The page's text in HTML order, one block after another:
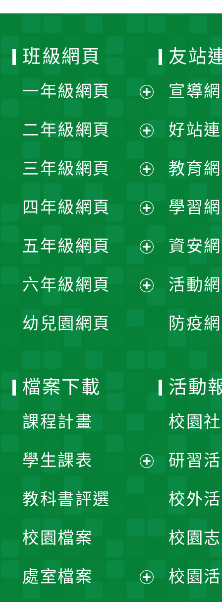
班級網頁
一年級網頁
開
選
單
二年級網頁
開
選
單
三年級網頁
開
選
單
四年級網頁
開
選
五年級網頁
開
六年級網頁
幼兒園網頁
友站
宣導
好站
教育
學習
資安
活動
防疫
檔案下載
課程計畫
學生課表
單
教科書評選
校園檔案
處室檔案
活動
校園
研習
校外
校園
校園